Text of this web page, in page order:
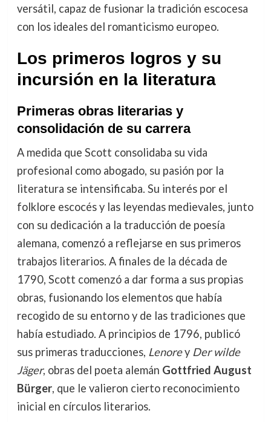
versátil, capaz de fusionar la tradición escocesa
con los ideales del romanticismo europeo.
Los primeros logros y su
incursión en la literatura
Primeras obras literarias y
consolidación de su carrera
A medida que Scott consolidaba su vida
profesional como abogado, su pasión por la
literatura se intensificaba. Su interés por el
folklore escocés y las leyendas medievales, junto
con su dedicación a la traducción de poesía
alemana, comenzó a reflejarse en sus primeros
trabajos literarios. A finales de la década de
1790, Scott comenzó a dar forma a sus propias
obras, fusionando los elementos que había
recogido de su entorno y de las tradiciones que
había estudiado. A principios de 1796, publicó
sus primeras traducciones, Lenorey Der wilde
Jäger, obras del poeta alemán Gottfried August
Bürger, que le valieron cierto reconocimiento
inicial en círculos literarios.